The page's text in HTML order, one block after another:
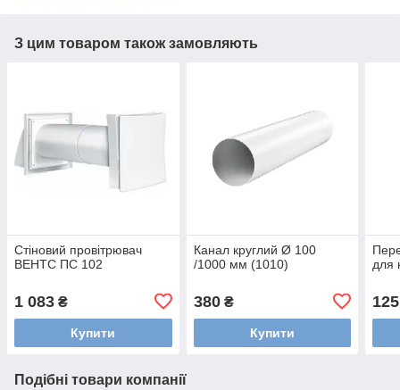
З цим товаром також замовляють
Стіновий провітрювач
ВЕНТС ПС 102
1 083 ₴
Купити
Канал круглий Ø 100
/1000 мм (1010)
380₴
Купити
для
125
Подібні товари компанії